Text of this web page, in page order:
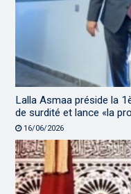
Lalla Asmaa préside la
de surdité et lance «la
16/06/2026